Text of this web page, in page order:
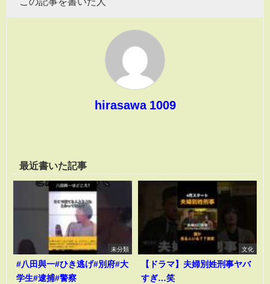
hirasawa 1009
最近書いた記事
未分類
#八田與一#ひき逃げ#別府#大
学生#逮捕#警察
文化
【ドラマ】夫婦別姓刑事ヤバ
すぎ…笑